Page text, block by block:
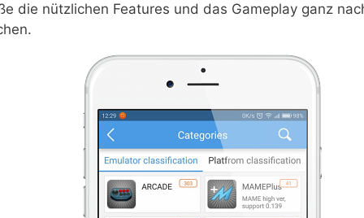
die nützlichen Features und das Gameplay ganz